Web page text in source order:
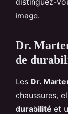
image.
Dr.
de
Les Dr.
chaussures,
durabilité et